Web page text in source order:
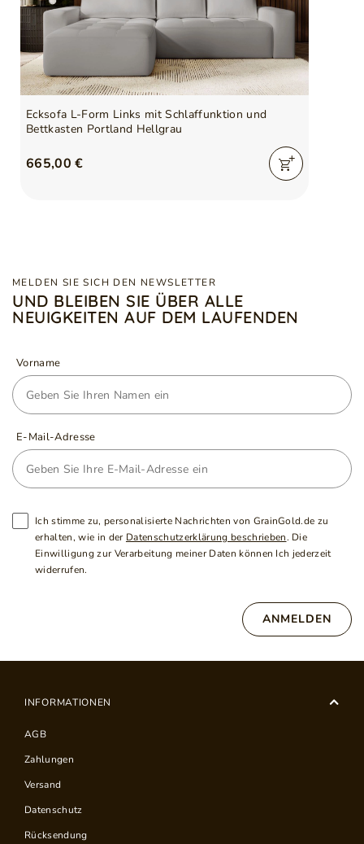
Ecksofa L-Form Links mit Schlaffunktion und
Bettkasten Portland Hellgrau
665,00 €
MELDEN SIE SICH DEN NEWSLETTER
UND BLEIBEN SIE ÜBER ALLE
NEUIGKEITEN AUF DEM LAUFENDEN
Vorname
E-Mail-Adresse
Ich stimme zu, personalisierte Nachrichten von GrainGold.de zu
erhalten, wie in der Datenschutzerklärung beschrieben. Die
Einwilligung zur Verarbeitung meiner Daten können Ich jederzeit
widerrufen.
ANMELDEN
INFORMATIONEN
AGB
Zahlungen
Versand
Datenschutz
Rücksendung